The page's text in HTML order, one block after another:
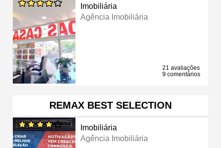
Imobiliária
Agência Imobiliária
21 avaliações
9 comentários
REMAX BEST SELECTION
Imobiliária
Agência Imobiliária